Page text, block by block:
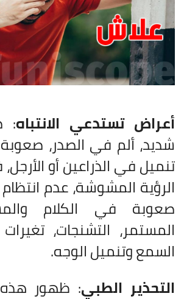
أعراض تستدعي الانتباه:
شديد، ألم في الصدر،
تنميل في الذراعين أو
الرؤية المشوشة، عدم
صعوبة في الكلام
المستمر، التشنجات،
السمع وتنميل الوجه.
التحذير الطبي: ظهور هذه